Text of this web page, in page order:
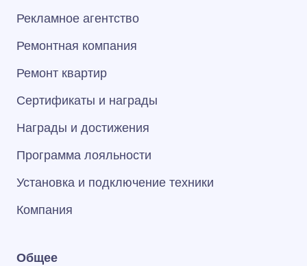
Рекламное агентство
Ремонтная компания
Ремонт квартир
Сертификаты и награды
Награды и достижения
Программа лояльности
Установка и подключение техники
Компания
Общее